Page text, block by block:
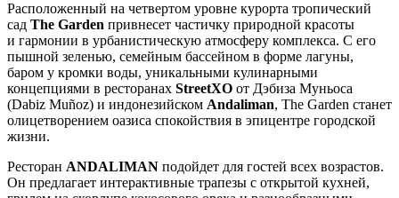
Расположенный на четвертом уровне курорта тропический
сад The Garden привнесет частичку природной красоты
и гармонии в урбанистическую атмосферу комплекса. С его
пышной зеленью, семейным бассейном в форме лагуны,
баром у кромки воды, уникальными кулинарными
концепциями в ресторанах StreetXO от Дэбиза Муньоса
(Dabiz Muñoz) и индонезийском Andaliman, The Garden станет
олицетворением оазиса спокойствия в эпицентре городской
жизни.
Ресторан ANDALIMAN подойдет для гостей всех возрастов.
Он предлагает интерактивные трапезы с открытой кухней,